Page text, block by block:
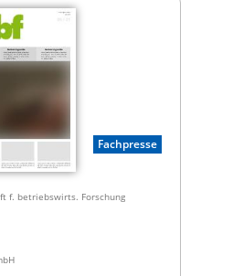
Fachpresse
f. betriebswirts. Forschung